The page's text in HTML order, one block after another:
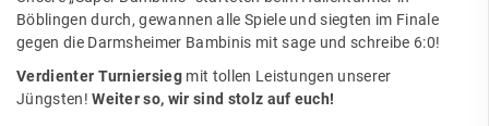
Böblingen durch, gewannen alle Spiele und siegten im Finale
gegen die Darmsheimer Bambinis mit sage und schreibe 6:0!
Verdienter Turniersieg mit tollen Leistungen unserer
Jüngsten!Weiter so, wir sind stolz auf euch!